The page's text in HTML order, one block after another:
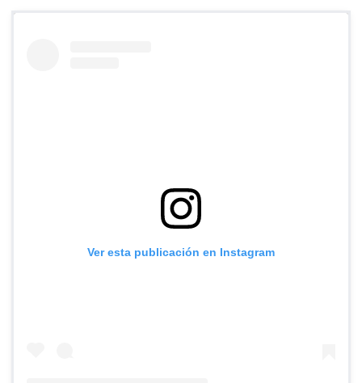
Ver esta publicación en Instagram